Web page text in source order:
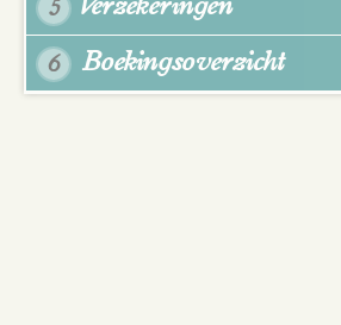
5 Verzekeringen
6 Boekingsoverzicht